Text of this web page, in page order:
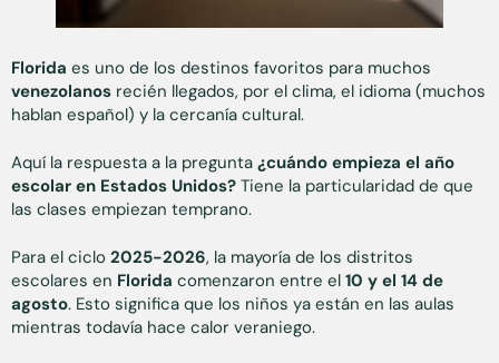
Florida es uno de los destinos favoritos para muchos
venezolanos recién llegados, por el clima, el idioma (muchos
hablan español) y la cercanía cultural.
Aquí la respuesta a la pregunta ¿cuándo empieza el año
escolar en Estados Unidos? Tiene la particularidad de que
las clases empiezan temprano.
Para el ciclo 2025-2026, la mayoría de los distritos
escolares en Florida comenzaron entre el 10 y el 14 de
agosto. Esto significa que los niños ya están en las aulas
mientras todavía hace calor veraniego.